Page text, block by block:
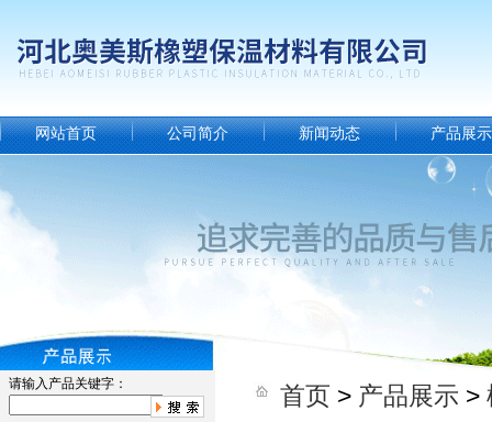
网站首页 公司简介 新闻动态 产品展示
请输入产品关键字： 首页 > 产品展示 >